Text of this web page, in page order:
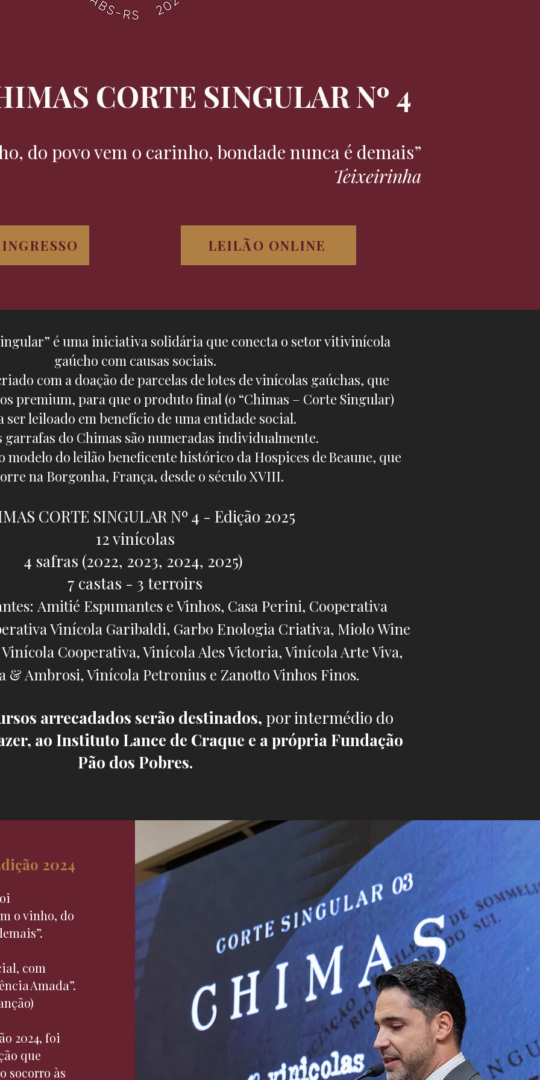
CORTE SINGULAR Nº 4
do povo vem o carinho, bondade nunca é demais”
Teixeirinha
LEILÃO ONLINE
é uma iniciativa solidária que conecta o setor vitivinícola
gaúcho com causas sociais.
com a doação de parcelas de lotes de vinícolas gaúchas, que
premium, para que o produto final (o “Chimas – Corte Singular)
ser leiloado em benefício de uma entidade social.
garrafas do Chimas são numeradas individualmente.
do leilão beneficente histórico da Hospices de Beaune, que
na Borgonha, França, desde o século XVIII.
CORTE SINGULAR Nº 4 - Edição 2025
12 vinícolas
4 safras (2022, 2023, 2024, 2025)
7 castas - 3 terroirs
Amitié Espumantes e Vinhos, Casa Perini, Cooperativa
Vinícola Garibaldi, Garbo Enologia Criativa, Miolo Wine
Cooperativa, Vinícola Ales Victoria, Vinícola Arte Viva,
& Ambrosi, Vinícola Petronius e Zanotto Vinhos Finos.
arrecadados serão destinados, por intermédio do
ao Instituto Lance de Craque e a própria Fundação
Pão dos Pobres.
2024
o vinho, do
com
Amada”.
2024, foi
que
socorro às